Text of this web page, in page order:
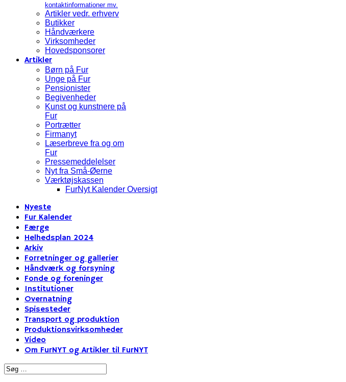
kontaktinformationer mv.
Artikler vedr. erhverv
Butikker
Håndværkere
Virksomheder
Hovedsponsorer
Artikler
Børn på Fur
Unge på Fur
Pensionister
Begivenheder
Kunst og kunstnere på
Fur
Portrætter
Firmanyt
Læserbreve fra og om
Fur
Pressemeddelelser
Nyt fra Små-Øerne
Værktøjskassen
FurNyt Kalender Oversigt
Nyeste
Fur Kalender
Færge
Helhedsplan 2024
Arkiv
Forretninger og gallerier
Håndværk og forsyning
Fonde og foreninger
Institutioner
Overnatning
Spisesteder
Transport og produktion
Produktionsvirksomheder
Video
Om FurNYT og Artikler til FurNYT